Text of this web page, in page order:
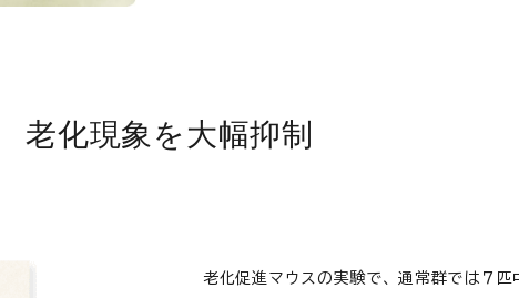
老化現象を大幅抑制
老化促進マウスの実験で、通常群では７匹